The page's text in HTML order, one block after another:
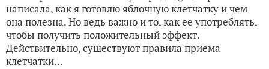
написала, как я готовлю яблочную клетчатку и чем
она полезна. Но ведь важно и то, как ее употреблять,
чтобы получить положительный эффект.
Действительно, существуют правила приема
клетчатки...